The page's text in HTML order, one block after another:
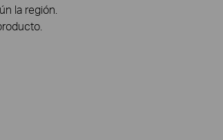
la región.